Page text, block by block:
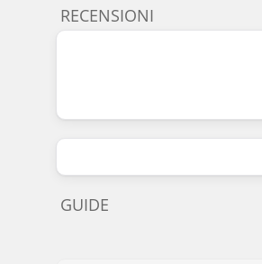
RECENSIONI
GUIDE